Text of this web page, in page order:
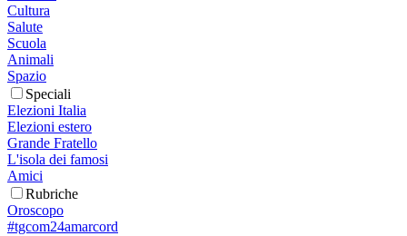
Cultura
Salute
Scuola
Animali
Spazio
Speciali
Elezioni Italia
Elezioni estero
Grande Fratello
L'isola dei famosi
Amici
Rubriche
Oroscopo
#tgcom24amarcord